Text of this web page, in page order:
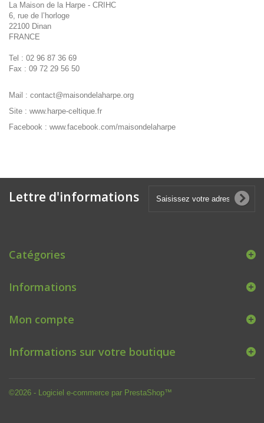
La Maison de la Harpe - CRIHC
6, rue de l’horloge
22100 Dinan
FRANCE
Tel : 02 96 87 36 69
Fax : 09 72 29 56 50
Mail : contact@maisondelaharpe.org
Site : www.harpe-celtique.fr
Facebook : www.facebook.com/maisondelaharpe
Lettre d'informations
Catégories
Informations
©2026 - Logiciel e-commerce par PrestaShop™
Mon compte
Informations sur votre boutique